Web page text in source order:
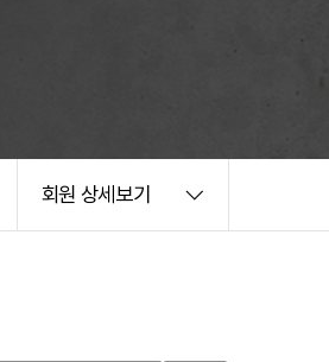
회원 상세보기